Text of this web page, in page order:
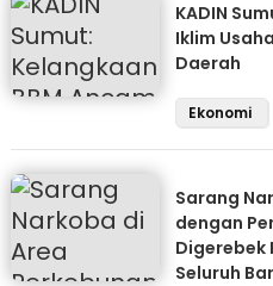
KADIN
Iklim
Daerah
Ekonomi
Sarang
dengan
Digerebek
Seluruh